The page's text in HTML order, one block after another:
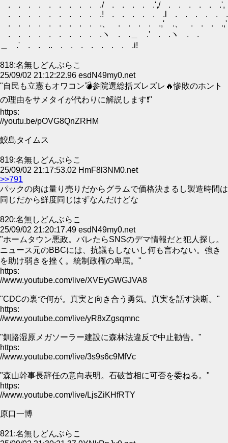
. . . . . . . . . ./ . . . . .',/ . . . . .
. . . . . . . . . .! . . . . . .l . . . . .
. . . . . . . . . .、 . . . . .,' .、 . . .
. . . . . . . . . .ヽ . .＿ .' . .ヽ . .
＿ .' . . .. . . . . . . . .i!
818:名無しどんぶらこ
25/09/02 21:12:22.96 esdN49my0.net
"自民も立憲もオワコン💣参院選総括ズレズレ🔥惨敗のホント
の理由をサメタイが代わりに解説します❗"
https:
//youtu.be/pOVG8QnZRHM
鮫島タイムス
819:名無しどんぶらこ
25/09/02 21:17:53.02 HmF8l3NM0.net
>>791
パックの肉は量り売りだからグラムで価格決まるし製造時間は
同じだから鮮度同じはずなんだけどな
820:名無しどんぶらこ
25/09/02 21:20:17.49 esdN49my0.net
"ホームタウン悪政。バレたらSNSのデマ情報だと犯人探し。
ニュース元のBBCには、抗議もしないし何も言わない。強き
を助け弱きを挫く。統制政権の卑屈。"
https:
//www.youtube.com/live/XVEyGWGJVA8
"CDCの裏で何が。真実と向き合う勇気。真実を話す決断。"
https:
//www.youtube.com/live/yR8xZgsqmnc
"釧路湿原メガソーラー建設に森林法違反で中止勧告。"
https:
//www.youtube.com/live/3s9s6c9MfVc
"森山幹事長辞任の意向表明。石破首相に可否を委ねる。"
https:
//www.youtube.com/live/LjsZiKHfRTY
原口一博
821:名無しどんぶらこ